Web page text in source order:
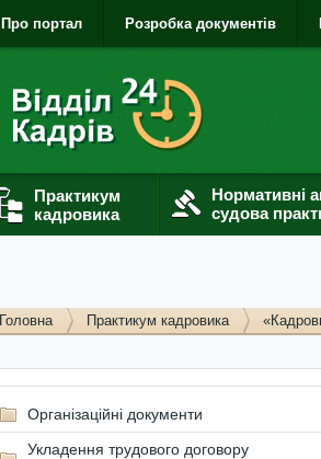
Про портал Розробка документів
Практикум
кадровика
Нормативні
судова
Головна Практикум кадровика
Організаційні документи
Укладення трудового договору